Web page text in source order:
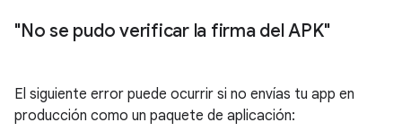
"No se pudo verificar la firma del APK"
El siguiente error puede ocurrir si no envías tu app en
producción como un paquete de aplicación: